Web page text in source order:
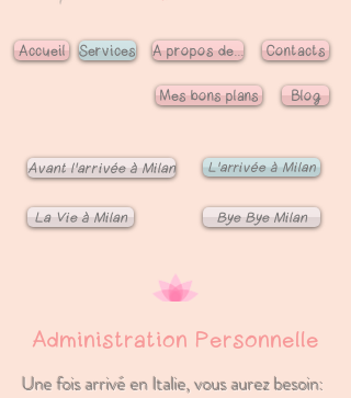
Accueil Services
Avant l'arrivée à Milan
La Vie à Milan
A propos de...
Mes bons plans
Contacts
Blog
L'arrivée à Milan
Bye Bye Milan
Administration Personnelle
Une fois arrivé en Italie, vous aurez besoin:​